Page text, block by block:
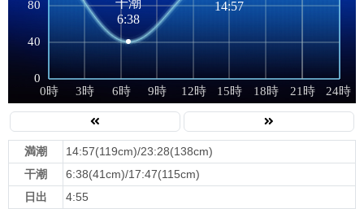
満潮
14:57(119cm)/23:28(138cm)
干潮
6:38(41cm)/17:47(115cm)
日出
4:55